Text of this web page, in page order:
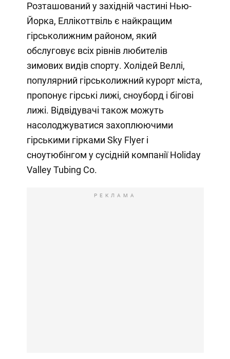
Розташований у західній частині Нью-
Йорка, Еллікоттвіль є найкращим
гірськолижним районом, який
обслуговує всіх рівнів любителів
зимових видів спорту. Холідей Веллі,
популярний гірськолижний курорт міста,
пропонує гірські лижі, сноуборд і бігові
лижі. Відвідувачі також можуть
насолоджуватися захоплюючими
гірськими гірками Sky Flyer і
сноутюбінгом у сусідній компанії Holiday
Valley Tubing Co.
РЕКЛАМА